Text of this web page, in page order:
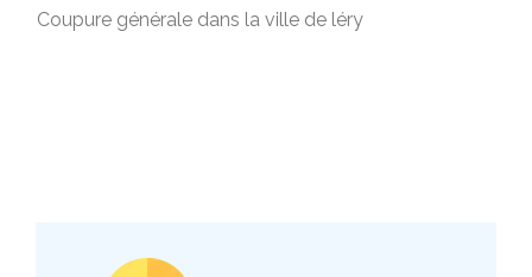
Coupure générale dans la ville de léry